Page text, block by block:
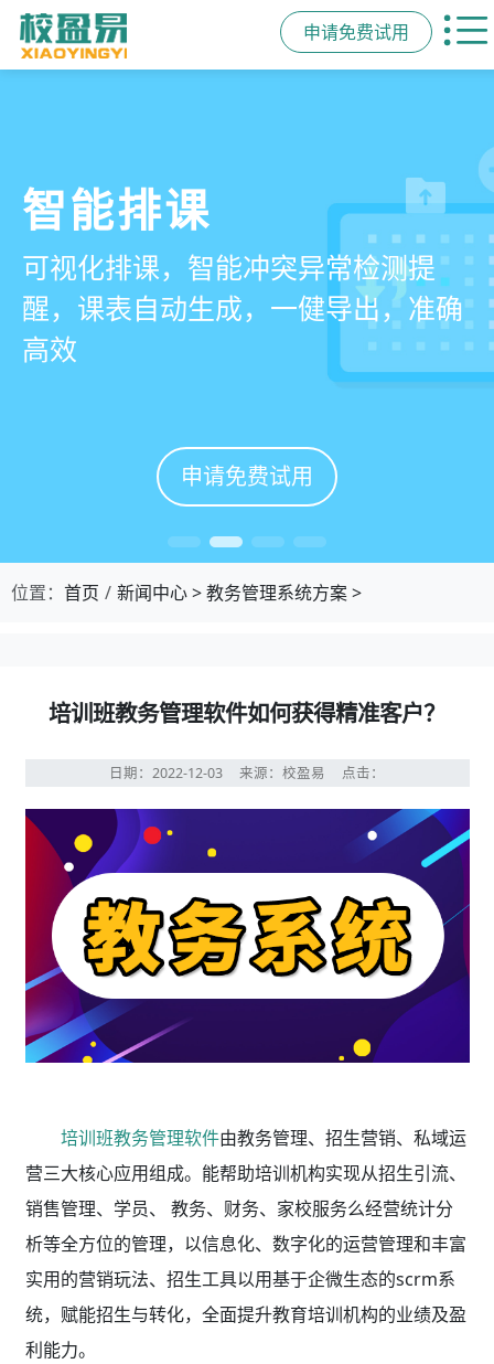
申请免费试用
管学校，用校盈易
培训机构教务管理系
统
有效提升运营管理效率45%
申请免费试用
智能排课
可视化排课，智能冲突异常检测提
醒，课表自动生成，一健导出，准确
高效
申请免费试用
课时统计
学员签到同步扣减课时，老师带课量
自动统计、汇总，数据清晰可查免扯
皮
申请免费试用
家校互动
一部手机链接教师、学员、家长，沟
通互动零距离，服务贴心铸口碑促续
费
申请免费试用
位置： 首页 新闻中心>教务管理系统方案>
培训班教务管理软件如何获得精准客户？
日期：2022-12-03 来源：校盈易 点击：
培训班教务管理软件由教务管理、招生营销、私域运
营三大核心应用组成。能帮助培训机构实现从招生引流、
销售管理、学员、 教务、财务、家校服务么经营统计分
析等全方位的管理，以信息化、数字化的运营管理和丰富
实用的营销玩法、招生工具以用基于企微生态的scrm系
统，赋能招生与转化，全面提升教育培训机构的业绩及盈
利能力。